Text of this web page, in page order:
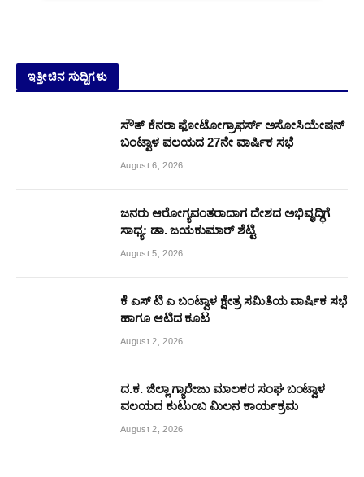
ಇತ್ತೀಚಿನ ಸುದ್ದಿಗಳು
ಸೌತ್ ಕೆನರಾ ಫೋಟೋಗ್ರಾಫರ್ಸ್ ಅಸೋಸಿಯೇಷನ್
ಬಂಟ್ವಾಳ ವಲಯದ 27ನೇ ವಾರ್ಷಿಕ ಸಭೆ
August 6, 2026
ಜನರು ಆರೋಗ್ಯವಂತರಾದಾಗ ದೇಶದ ಅಭಿವೃದ್ಧಿಗೆ
ಸಾಧ್ಯ: ಡಾ. ಜಯಕುಮಾರ್ ಶೆಟ್ಟಿ
August 5, 2026
ಕೆ ಎಸ್ ಟಿ ಎ ಬಂಟ್ವಾಳ ಕ್ಷೇತ್ರ ಸಮಿತಿಯ ವಾರ್ಷಿಕ ಸಭೆ
ಹಾಗೂ ಆಟಿದ ಕೂಟ
August 2, 2026
ದ.ಕ. ಜಿಲ್ಲಾ ಗ್ಯಾರೇಜು ಮಾಲಕರ ಸಂಘ ಬಂಟ್ವಾಳ
ವಲಯದ ಕುಟುಂಬ ಮಿಲನ ಕಾರ್ಯಕ್ರಮ
August 2, 2026